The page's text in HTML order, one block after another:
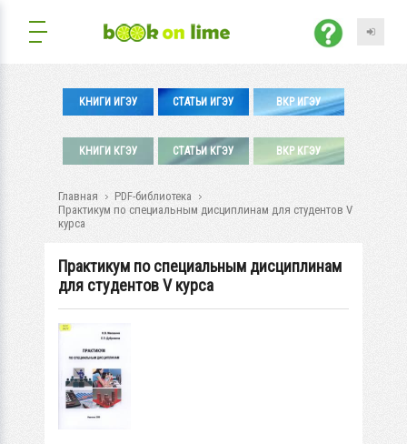
КНИГИ ИГЭУ СТАТЬИ ИГЭУ ВКР ИГЭУ
КНИГИ КГЭУ СТАТЬИ КГЭУ ВКР КГЭУ
Главная
PDF-библиотека
Практикум по специальным дисциплинам для студентов V
курса
Практикум по специальным дисциплинам
для студентов V курса